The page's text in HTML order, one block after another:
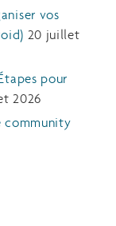
vos
20 juillet
pour
2026
community